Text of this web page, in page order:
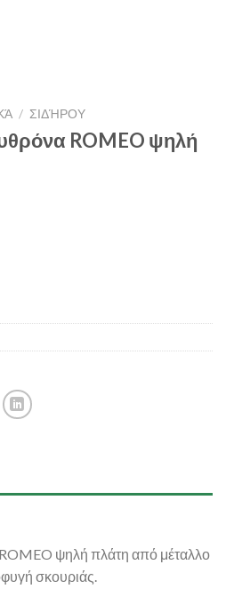
/ ΣΙΔΉΡΟΥ
ROMEO ψηλή
ψηλή πλάτη από μέταλλο
σκουριάς.